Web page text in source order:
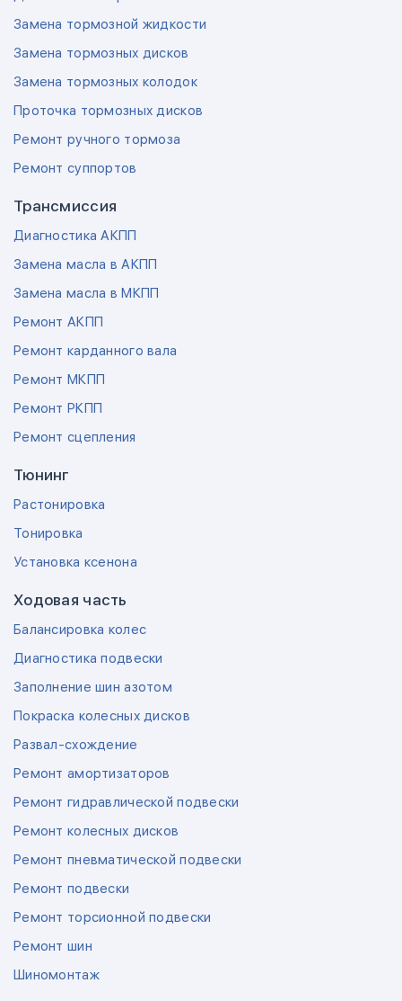
Замена тормозной жидкости
Замена тормозных дисков
Замена тормозных колодок
Проточка тормозных дисков
Ремонт ручного тормоза
Ремонт суппортов
Трансмиссия
Диагностика АКПП
Замена масла в АКПП
Замена масла в МКПП
Ремонт АКПП
Ремонт карданного вала
Ремонт МКПП
Ремонт РКПП
Ремонт сцепления
Тюнинг
Растонировка
Тонировка
Установка ксенона
Ходовая часть
Балансировка колес
Диагностика подвески
Заполнение шин азотом
Покраска колесных дисков
Развал-схождение
Ремонт амортизаторов
Ремонт гидравлической подвески
Ремонт колесных дисков
Ремонт пневматической подвески
Ремонт подвески
Ремонт торсионной подвески
Ремонт шин
Шиномонтаж